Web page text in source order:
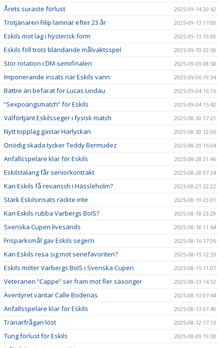
Årets suraste förlust 2025-09-14 20:42
Trotjänaren Filip lämnar efter 23 år 2025-09-13 17:00
Eskils mot lag i hysterisk form 2025-09-13 10:00
Eskils föll trots bländande målvaktsspel 2025-09-10 22:50
Stor rotation i DM-semifinalen 2025-09-09 08:58
Imponerande insats när Eskils vann 2025-09-06 19:34
Bättre än befarat för Lucas Lindau 2025-09-04 16:16
”Sexpoängsmatch” för Eskils 2025-09-04 15:42
Välförtjänt Eskilsseger i fysisk match 2025-08-30 17:21
Nytt topplag gästar Harlyckan 2025-08-30 12:06
Onödig skada tycker Teddy Bermudez 2025-08-29 16:04
Anfallsspelare klar för Eskils 2025-08-28 21:46
Eskilstalang får seniorkontrakt 2025-08-28 07:24
Kan Eskils få revansch i Hässleholm? 2025-08-21 22:22
Stark Eskilsinsats räckte inte 2025-08-19 23:01
Kan Eskils rubba Varbergs BoIS? 2025-08-18 23:29
Svenska Cupen livesänds 2025-08-18 11:44
Frisparksmål gav Eskils segern 2025-08-16 17:06
Kan Eskils resa sig mot seriefavoriten? 2025-08-15 12:53
Eskils möter Varbergs BoIS i Svenska Cupen 2025-08-15 11:07
Veteranen ”Cappe” ser fram mot fler säsonger 2025-08-13 14:52
Äventyret väntar Calle Bodenäs 2025-08-13 07:44
Anfallsspelare klar för Eskils 2025-08-13 07:40
Tränarfrågan löst 2025-08-12 17:13
Tung förlust för Eskils 2025-08-09 19:38